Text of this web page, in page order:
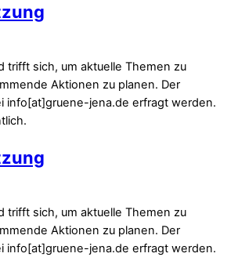
trifft sich, um aktuelle Themen zu
Aktionen zu planen. Der
info[at]gruene-jena.de erfragt werden.
trifft sich, um aktuelle Themen zu
Aktionen zu planen. Der
info[at]gruene-jena.de erfragt werden.